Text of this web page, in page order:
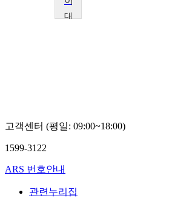
대
고객센터 (평일: 09:00~18:00)
1599-3122
ARS 번호안내
관련누리집